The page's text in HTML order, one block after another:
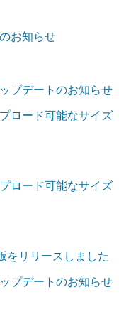
お知らせ
プデートのお知らせ
ロード可能なサイズ
ロード可能なサイズ
をリリースしました
プデートのお知らせ